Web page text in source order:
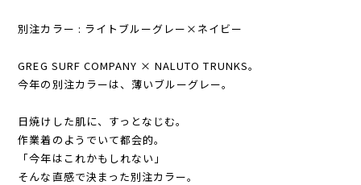
別注カラー : ライトブルーグレー×ネイビー
GREG SURF COMPANY × NALUTO TRUNKS。
今年の別注カラーは、薄いブルーグレー。
日焼けした肌に、すっとなじむ。
作業着のようでいて都会的。
「今年はこれかもしれない」
そんな直感で決まった別注カラー。